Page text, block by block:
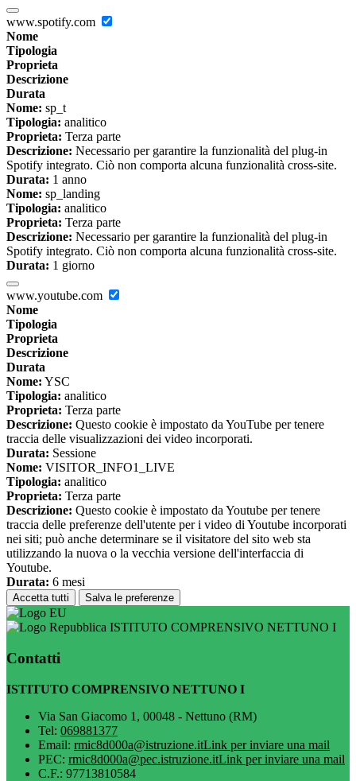
www.spotify.com
Nome
Tipologia
Proprieta
Descrizione
Durata
Nome: sp_t
Tipologia: analitico
Proprieta: Terza parte
Descrizione: Necessario per garantire la funzionalità del plug-in
Spotify integrato. Ciò non comporta alcuna funzionalità cross-site.
Durata: 1 anno
Nome: sp_landing
Tipologia: analitico
Proprieta: Terza parte
Descrizione: Necessario per garantire la funzionalità del plug-in
Spotify integrato. Ciò non comporta alcuna funzionalità cross-site.
Durata: 1 giorno
www.youtube.com
Nome
Tipologia
Proprieta
Descrizione
Durata
Nome: YSC
Tipologia: analitico
Proprieta: Terza parte
Descrizione: Questo cookie è impostato da YouTube per tenere
traccia delle visualizzazioni dei video incorporati.
Durata: Sessione
Nome: VISITOR_INFO1_LIVE
Tipologia: analitico
Proprieta: Terza parte
Descrizione: Questo cookie è impostato da Youtube per tenere
traccia delle preferenze dell'utente per i video di Youtube incorporati
nei siti; può anche determinare se il visitatore del sito web sta
utilizzando la nuova o la vecchia versione dell'interfaccia di
Youtube.
Durata: 6 mesi
Accetta tutti Salva le preferenze
ISTITUTO COMPRENSIVO NETTUNO I
Contatti
ISTITUTO COMPRENSIVO NETTUNO I
Via San Giacomo 1, 00048 - Nettuno (RM)
Tel: 069881377
Email: rmic8d000a@istruzione.itLink per inviare una mail
PEC: rmic8d000a@pec.istruzione.itLink per inviare una mail
C.F.: 97713810584